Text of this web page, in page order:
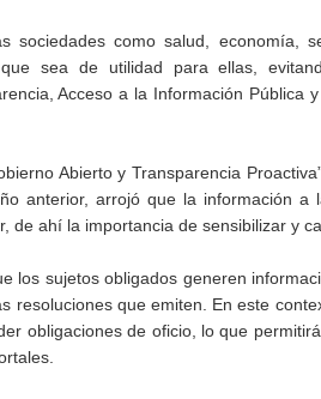
sociedades como salud, economía,
sea de utilidad para ellas,
Acceso a la Información Pública
Abierto y Transparencia
anterior, arrojó que la información a
de ahí la importancia de sensibilizar y
los sujetos obligados generen
resoluciones que emiten. En este
obligaciones de oficio, lo que